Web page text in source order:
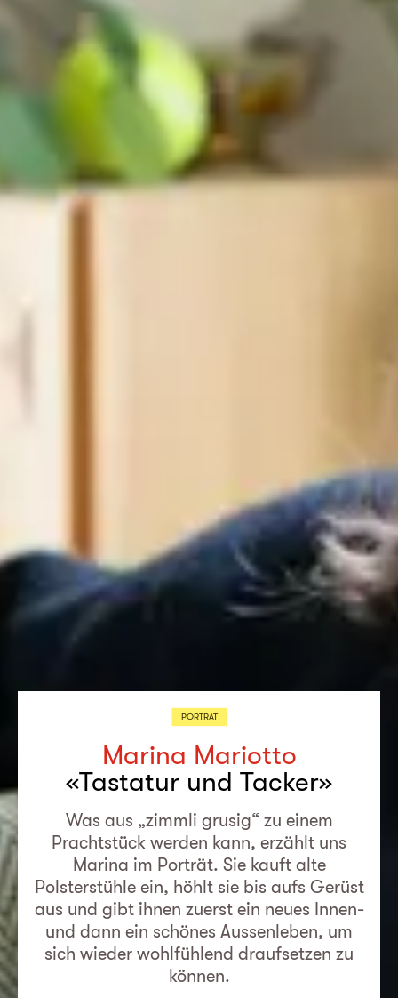
PORTRÄT
Marina Mariotto
«Tastatur und Tacker»
Was aus „zimmli grusig“ zu einem
Prachtstück werden kann, erzählt uns
Marina im Porträt. Sie kauft alte
Polsterstühle ein, höhlt sie bis aufs Gerüst
aus und gibt ihnen zuerst ein neues Innen-
und dann ein schönes Aussenleben, um
sich wieder wohlfühlend draufsetzen zu
können.